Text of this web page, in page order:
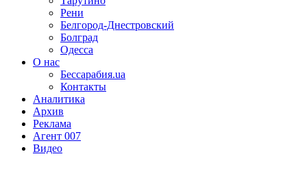
Рени
Белгород-Днестровский
Болград
Одесса
О нас
Бессарабия.ua
Контакты
Аналитика
Архив
Реклама
Агент 007
Видео